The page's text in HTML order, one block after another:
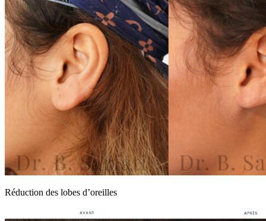
Réduction des lobes d’oreilles